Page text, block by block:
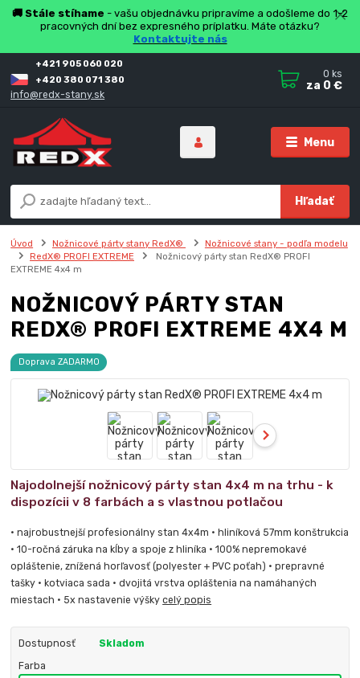
🚚 Stále stíhame - vašu objednávku pripravíme a odošleme do 1-2
pracovných dní bez expresného príplatku. Máte otázku?
Kontaktujte nás
Menu
Hľadať
+421 905 060 020
+420 380 071 380
info@redx-stany.sk
0 ks
za 0 €
Úvod Nožnicové párty stany RedX®
Nožnicové stany - podľa modelu
RedX® PROFI EXTREME
Nožnicový párty stan RedX® PROFI
EXTREME 4x4 m
NOŽNICOVÝ PÁRTY STAN
REDX® PROFI EXTREME 4X4 M
Doprava ZADARMO
Najodolnejší nožnicový párty stan 4x4 m na trhu - k
dispozícii v 8 farbách a s vlastnou potlačou
• najrobustnejší profesionálny stan 4x4m • hliníková 57mm konštrukcia
• 10-ročná záruka na kĺby a spoje z hliníka • 100% nepremokavé
opláštenie, znížená horľavosť (polyester + PVC poťah) • prepravné
tašky • kotviaca sada • dvojitá vrstva opláštenia na namáhaných
miestach • 5x nastavenie výškycelý popis
Dostupnosť Skladom
Farba